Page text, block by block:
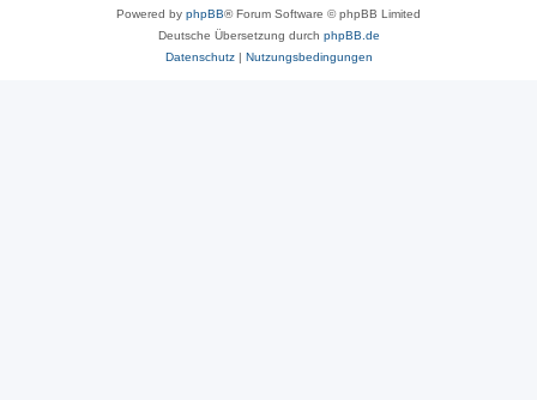
Powered by phpBB® Forum Software © phpBB Limited
Deutsche Übersetzung durch phpBB.de
Datenschutz| Nutzungsbedingungen